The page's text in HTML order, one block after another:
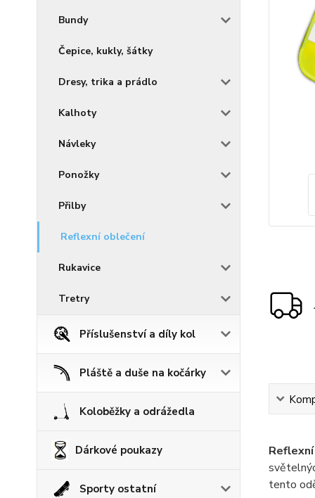
Bundy
Čepice, kukly, šátky
Dresy, trika a prádlo
Kalhoty
Návleky
Ponožky
Přilby
Reflexní oblečení
Rukavice
Tretry
Příslušenství a díly kol
Pláště a duše na kočárky
Koloběžky a odrážedla
Dárkové poukazy
Sporty ostatní
tento